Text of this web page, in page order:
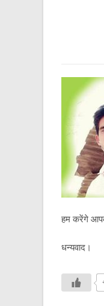
हम करेंगे
धन्यवाद।